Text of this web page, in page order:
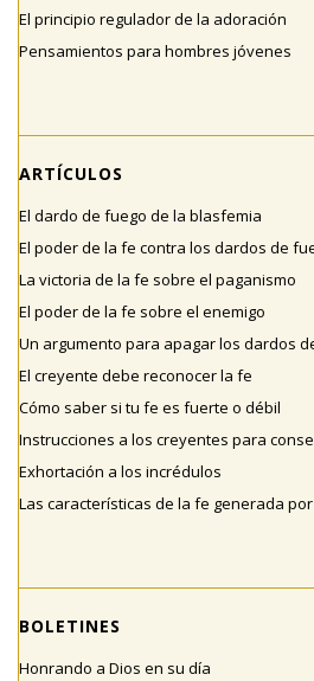
El principio regulador de la adoración
Pensamientos para hombres jóvenes
ARTÍCULOS
El dardo de fuego de la blasfemia
El poder de la fe contra los dardos de
La victoria de la fe sobre el paganismo
El poder de la fe sobre el enemigo
Un argumento para apagar los dardos
El creyente debe reconocer la fe
Cómo saber si tu fe es fuerte o débil
Instrucciones a los creyentes para
Exhortación a los incrédulos
Las características de la fe generada
BOLETINES
Honrando a Dios en su día